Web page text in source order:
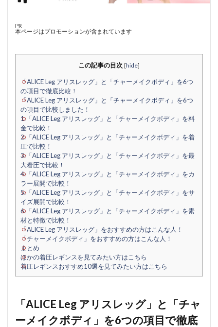
PR
本ページはプロモーションが含まれています
この記事の目次 [hide]
「ALICE Leg アリスレッグ」と「チャーメイクボディ」を6つ
の項目で徹底比較！
「ALICE Leg アリスレッグ」と「チャーメイクボディ」を6つ
の項目で比較しました！
1.「ALICE Leg アリスレッグ」と「チャーメイクボディ」を料
金で比較！
2.「ALICE Leg アリスレッグ」と「チャーメイクボディ」を着
圧で比較！
3.「ALICE Leg アリスレッグ」と「チャーメイクボディ」を最
大着圧で比較！
4.「ALICE Leg アリスレッグ」と「チャーメイクボディ」をカ
ラー展開で比較！
5.「ALICE Leg アリスレッグ」と「チャーメイクボディ」をサ
イズ展開で比較！
6.「ALICE Leg アリスレッグ」と「チャーメイクボディ」を素
材と特徴で比較！
「ALICE Leg アリスレッグ」をおすすめの方はこんな人！
「チャーメイクボディ」をおすすめの方はこんな人！
まとめ
ほかの着圧レギンスを見てみたい方はこちら
着圧レギンスおすすめ10選を見てみたい方はこちら
「ALICE Leg アリスレッグ」と「チャ
ーメイクボディ」を6つの項目で徹底